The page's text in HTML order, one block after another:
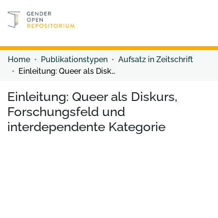
Discover content
Home Publikationstypen
Aufsatz in Zeitschrift
Einleitung: Queer als Diskurs, Forschungsfeld und interdependente Kategorie
Einleitung: Queer als Diskurs,
Forschungsfeld und
interdependente Kategorie